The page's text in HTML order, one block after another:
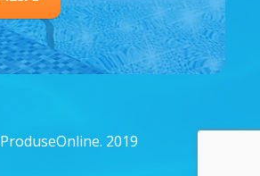
ProduseOnline. 2019